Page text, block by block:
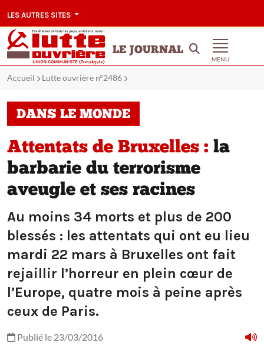
LES AUTRES SITES
LE JOURNAL
MENU
Accueil Lutte ouvrière n°2486
DANS LE MONDE
Attentats de Bruxelles : la
barbarie du terrorisme
aveugle et ses racines
Au moins 34 morts et plus de 200
blessés : les attentats qui ont eu lieu
mardi 22 mars à Bruxelles ont fait
rejaillir l’horreur en plein cœur de
l’Europe, quatre mois à peine après
ceux de Paris.
Publié le 23/03/2016